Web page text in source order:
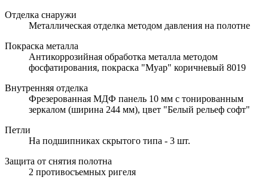
Отделка снаружи
Металлическая отделка методом давления на полотне
Покраска металла
Антикоррозийная обработка металла методом
фосфатирования, покраска "Муар" коричневый 8019
Внутренняя отделка
Фрезерованная МДФ панель 10 мм с тонированным
зеркалом (ширина 244 мм), цвет "Белый рельеф софт"
Петли
На подшипниках скрытого типа - 3 шт.
Защита от снятия полотна
2 противосъемных ригеля